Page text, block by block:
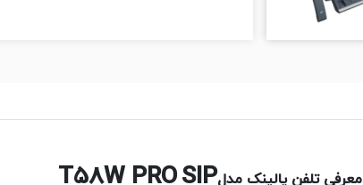
معرفی تلفن یالینک مدلSIP
T58W PRO